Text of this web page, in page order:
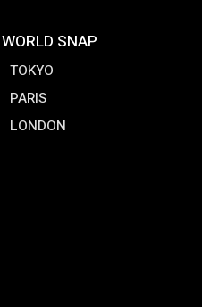
WORLD SNAP
TOKYO
PARIS
LONDON